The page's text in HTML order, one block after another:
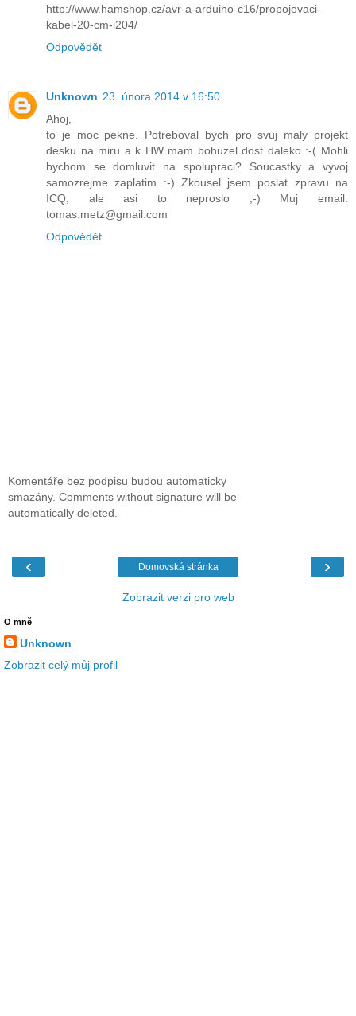
http://www.hamshop.cz/avr-a-arduino-c16/propojovaci-
kabel-20-cm-i204/
Odpovědět
Unknown 23. února 2014 v 16:50
Ahoj,
to je moc pekne. Potreboval bych pro svuj maly projekt
desku na miru a k HW mam bohuzel dost daleko :-( Mohli
bychom se domluvit na spolupraci? Soucastky a vyvoj
samozrejme zaplatim :-) Zkousel jsem poslat zpravu na
ICQ, ale asi to neproslo ;-) Muj email:
tomas.metz@gmail.com
Odpovědět
Komentáře bez podpisu budou automaticky
smazány. Comments without signature will be
automatically deleted.
‹ ›
Domovská stránka
Zobrazit verzi pro web
O mně
Unknown
Zobrazit celý můj profil